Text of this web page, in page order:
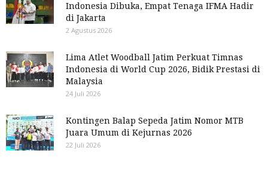
Indonesia Dibuka, Empat Tenaga IFMA Hadir
di Jakarta
2 Agustus 2026
Lima Atlet Woodball Jatim Perkuat Timnas
Indonesia di World Cup 2026, Bidik Prestasi di
Malaysia
24 Juli 2026
Kontingen Balap Sepeda Jatim Nomor MTB
Juara Umum di Kejurnas 2026
22 Juli 2026